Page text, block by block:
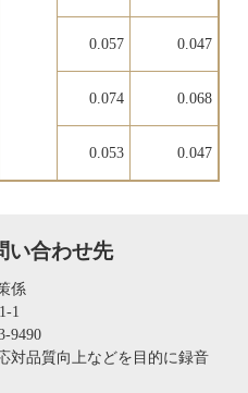
0.057 0.047
0.074 0.068
0.053 0.047
い合わせ先
係
1
9490
対品質向上などを目的に録音